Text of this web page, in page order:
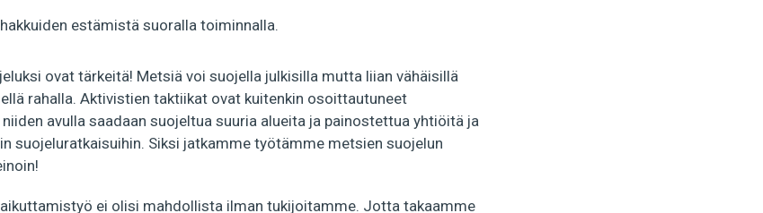
estämistä suoralla toiminnalla.
ovat tärkeitä! Metsiä voi suojella julkisilla mutta liian vähäisillä
rahalla. Aktivistien taktiikat ovat kuitenkin osoittautuneet
avulla saadaan suojeltua suuria alueita ja painostettua yhtiöitä ja
suojeluratkaisuihin. Siksi jatkamme työtämme metsien suojelun
ei olisi mahdollista ilman tukijoitamme. Jotta takaamme